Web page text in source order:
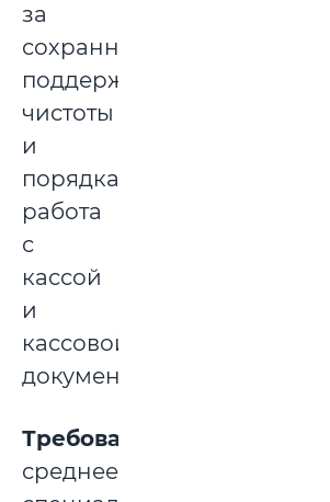
за
сохранностью,
поддержание
чистоты
и
порядка,
работа
с
кассой
и
кассовой
документацией.
Требования
среднее